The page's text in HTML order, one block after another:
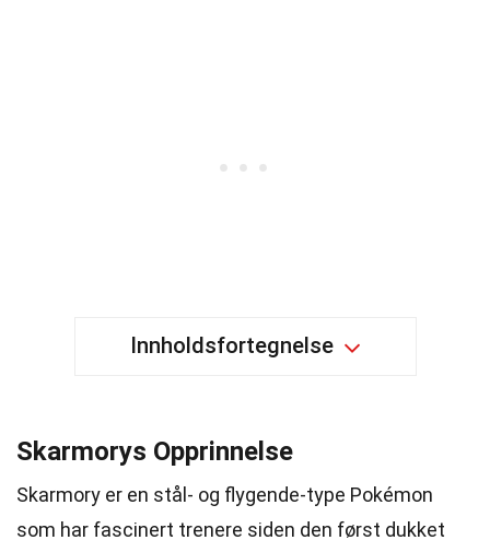
Innholdsfortegnelse
Skarmorys Opprinnelse
Skarmory er en stål- og flygende-type Pokémon
som har fascinert trenere siden den først dukket